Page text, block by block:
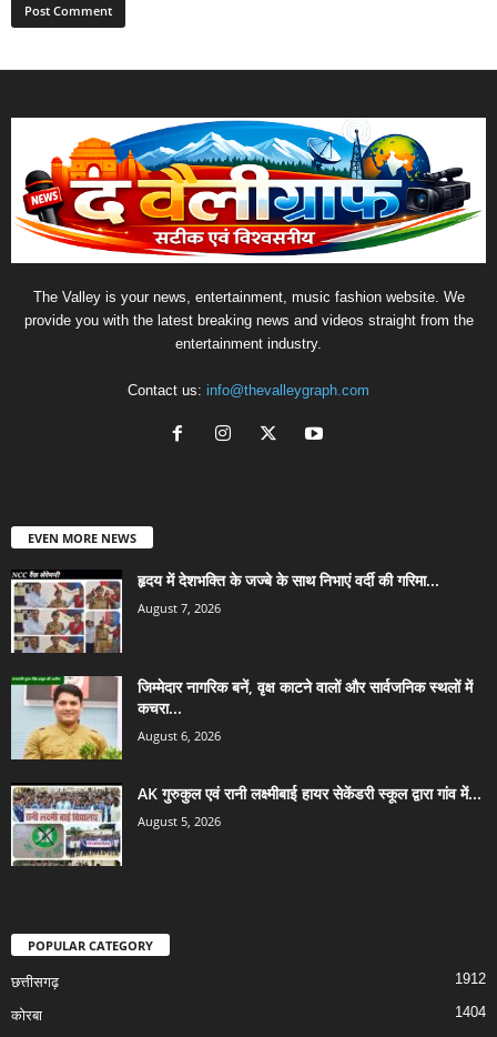
The Valley is your news, entertainment, music fashion website. We
provide you with the latest breaking news and videos straight from the
entertainment industry.
Contact us: info@thevalleygraph.com
EVEN MORE NEWS
हृदय में देशभक्ति के जज्बे के साथ निभाएं वर्दी की गरिमा...
August 7, 2026
जिम्मेदार नागरिक बनें, वृक्ष काटने वालों और सार्वजनिक स्थलों में
कचरा...
August 6, 2026
AK गुरुकुल एवं रानी लक्ष्मीबाई हायर सेकेंडरी स्कूल द्वारा गांव में...
August 5, 2026
POPULAR CATEGORY
छत्तीसगढ़ 1912
कोरबा 1404